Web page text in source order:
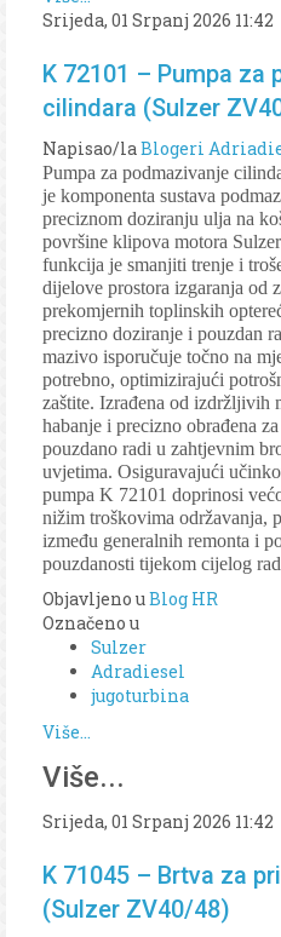
Srijeda, 01 Srpanj 2026 11:42
K 72101 – Pumpa za
cilindara (Sulzer
Napisao/laBlogeri
Pumpa za podmazivanje
je komponenta sustava
preciznom doziranju ulja na
površine klipova motora
funkcija je smanjiti trenje i
dijelove prostora izgaranja od
prekomjernih toplinskih
precizno doziranje i pouzdan
mazivo isporučuje točno na
potrebno, optimizirajući
zaštite. Izrađena od izdržljivih
habanje i precizno obrađena
pouzdano radi u zahtjevnim
uvjetima. Osiguravajući
pumpa K 72101 doprinosi
nižim troškovima održavanja,
između generalnih remonta i
pouzdanosti tijekom cijelog
Objavljeno uBlog HR
Označeno u
Sulzer
Adradiesel
jugoturbina
Više...
Više...
Srijeda, 01 Srpanj 2026 11:42
K 71045 – Brtva za
(Sulzer ZV40/48)